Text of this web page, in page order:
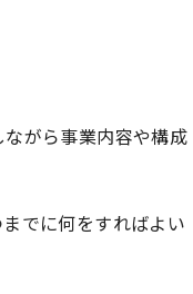
がら事業内容や構成
でに何をすればよい